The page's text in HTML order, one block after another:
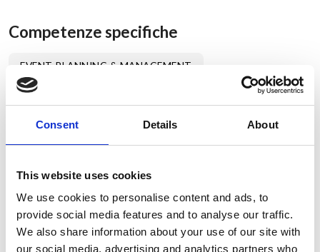
Consent Details About
This website uses cookies
We use cookies to personalise content and ads, to
provide social media features and to analyse our traffic.
We also share information about your use of our site with
our social media, advertising and analytics partners who
Competenze specifiche
EVENT PLANNING & MANAGEMENT
EVENTI E SPONSORSHIP
LOGO DESIGN VISUAL IDENTITY
EDITORIAL DESIGN
MOSTRA TUTTE
Info